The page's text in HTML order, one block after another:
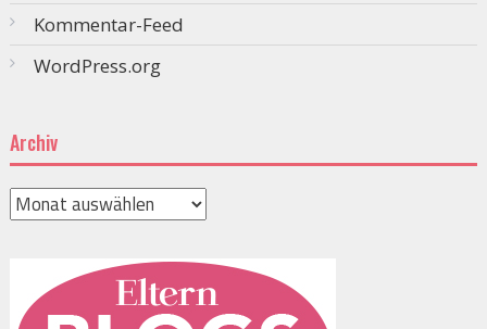
Kommentar-Feed
WordPress.org
Archiv
Archiv